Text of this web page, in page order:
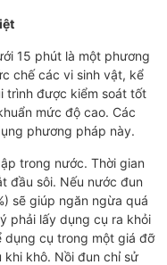
15 phút là một phương
chế các vi sinh vật, kể
trình được kiểm soát tốt
mức độ cao. Các
phương pháp này.
trong nước. Thời gian
đầu sôi. Nếu nước đun
sẽ giúp ngăn ngừa quá
phải lấy dụng cụ ra khỏi
dụng cụ trong một giá đỡ
khô. Nồi đun chỉ sử